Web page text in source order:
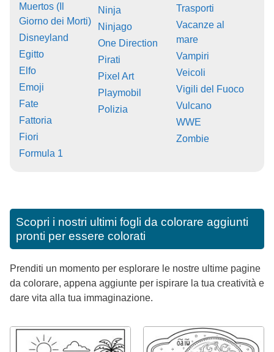
Muertos (Il
Giorno dei Morti)
Disneyland
Egitto
Elfo
Emoji
Fate
Fattoria
Fiori
Formula 1
Ninja
Ninjago
One Direction
Pirati
Pixel Art
Playmobil
Polizia
Trasporti
Vacanze al
mare
Vampiri
Veicoli
Vigili del Fuoco
Vulcano
WWE
Zombie
Scopri i nostri ultimi fogli da colorare aggiunti
pronti per essere colorati
Prenditi un momento per esplorare le nostre ultime pagine
da colorare, appena aggiunte per ispirare la tua creatività e
dare vita alla tua immaginazione.